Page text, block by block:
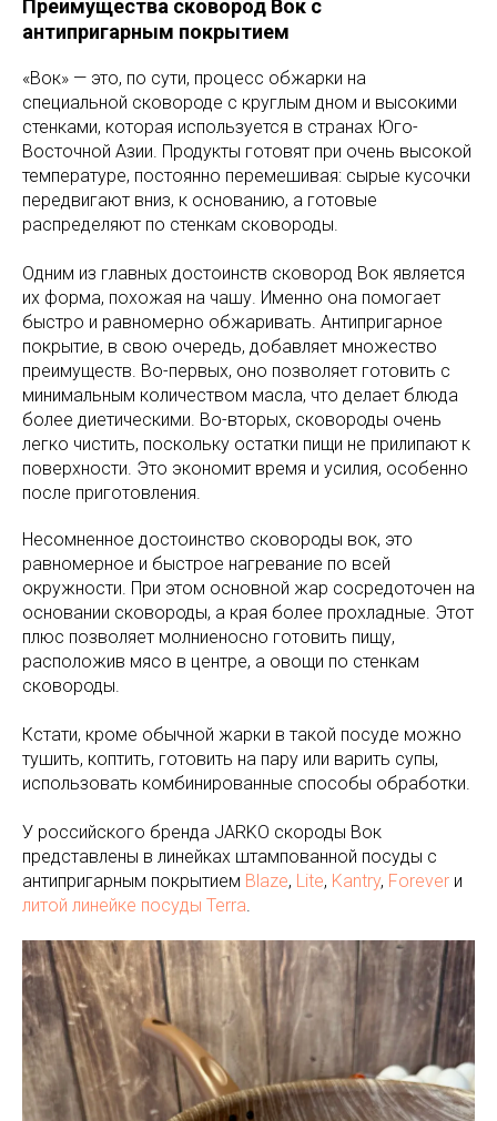
Преимущества сковород Вок с
антипригарным покрытием
«Вок» — это, по сути, процесс обжарки на
специальной сковороде с круглым дном и высокими
стенками, которая используется в странах Юго-
Восточной Азии. Продукты готовят при очень высокой
температуре, постоянно перемешивая: сырые кусочки
передвигают вниз, к основанию, а готовые
распределяют по стенкам сковороды.
Одним из главных достоинств сковород Вок является
их форма, похожая на чашу. Именно она помогает
быстро и равномерно обжаривать. Антипригарное
покрытие, в свою очередь, добавляет множество
преимуществ. Во-первых, оно позволяет готовить с
минимальным количеством масла, что делает блюда
более диетическими. Во-вторых, сковороды очень
легко чистить, поскольку остатки пищи не прилипают к
поверхности. Это экономит время и усилия, особенно
после приготовления.
Несомненное достоинство сковороды вок, это
равномерное и быстрое нагревание по всей
окружности. При этом основной жар сосредоточен на
основании сковороды, а края более прохладные. Этот
плюс позволяет молниеносно готовить пищу,
расположив мясо в центре, а овощи по стенкам
сковороды.
Кстати, кроме обычной жарки в такой посуде можно
тушить, коптить, готовить на пару или варить супы,
использовать комбинированные способы обработки.
У российского бренда JARKO скороды Вок
представлены в линейках штампованной посуды с
антипригарным покрытием Blaze, Lite, Kantry, Forever и
литой линейке посуды Terra.